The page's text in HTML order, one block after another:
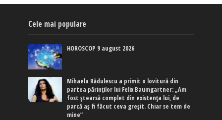
Cele mai populare
HOROSCOP 9 august 2026
Mihaela Rădulescu a primit o lovitură din
partea părinților lui Felix Baumgartner: „Am
fost ștearsă complet din existența lui, de
parcă aș fi făcut ceva greșit. Chiar se tem de
mine”